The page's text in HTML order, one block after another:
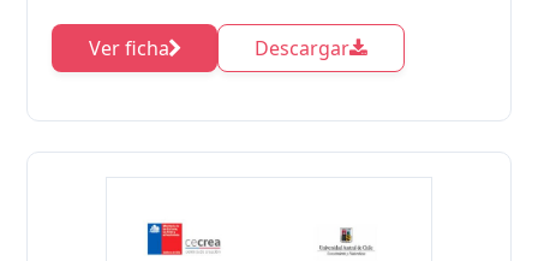
Ver ficha Descargar